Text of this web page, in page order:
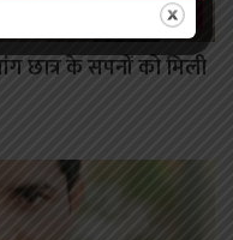
कोरबा
छात्र के सपनों को मिली